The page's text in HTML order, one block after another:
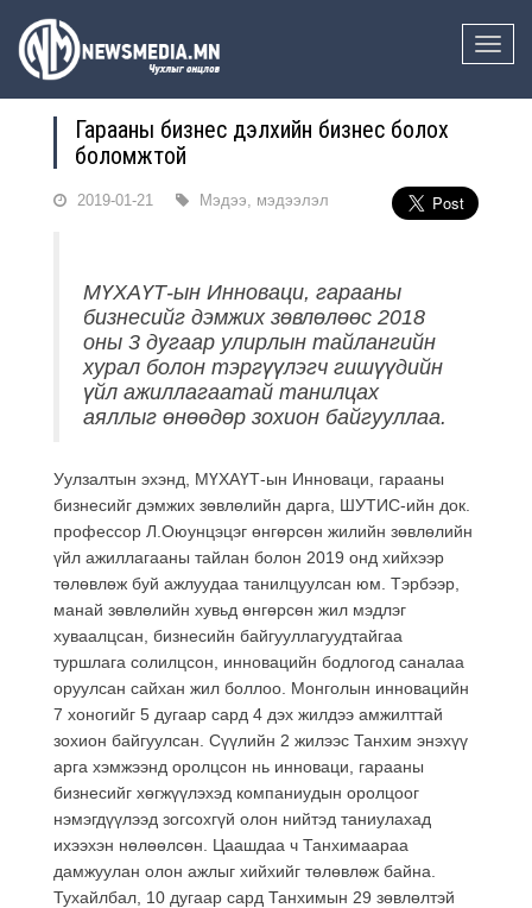
Toggle
Гарааны бизнес дэлхийн бизнес болох
боломжтой
2019-01-21 Мэдээ, мэдээлэл
МҮХАҮТ-ын Инноваци, гарааны
бизнесийг дэмжих зөвлөлөөс 2018
оны 3 дугаар улирлын тайлангийн
хурал болон тэргүүлэгч гишүүдийн
үйл ажиллагаатай танилцах
аяллыг өнөөдөр зохион байгууллаа.
Уулзалтын эхэнд, МҮХАҮТ-ын Инноваци, гарааны
бизнесийг дэмжих зөвлөлийн дарга, ШУТИС-ийн док.
профессор Л.Оюунцэцэг өнгөрсөн жилийн зөвлөлийн
үйл ажиллагааны тайлан болон 2019 онд хийхээр
төлөвлөж буй ажлуудаа танилцуулсан юм. Тэрбээр,
манай зөвлөлийн хувьд өнгөрсөн жил мэдлэг
хуваалцсан, бизнесийн байгууллагуудтайгаа
туршлага солилцсон, инновацийн бодлогод саналаа
оруулсан сайхан жил боллоо. Монголын инновацийн
7 хоногийг 5 дугаар сард 4 дэх жилдээ амжилттай
зохион байгуулсан. Сүүлийн 2 жилээс Танхим энэхүү
арга хэмжээнд оролцсон нь инноваци, гарааны
бизнесийг хөгжүүлэхэд компаниудын оролцоог
нэмэгдүүлээд зогсохгүй олон нийтэд таниулахад
ихээхэн нөлөөлсөн. Цаашдаа ч Танхимаараа
дамжуулан олон ажлыг хийхийг төлөвлөж байна.
Тухайлбал, 10 дугаар сард Танхимын 29 зөвлөлтэй